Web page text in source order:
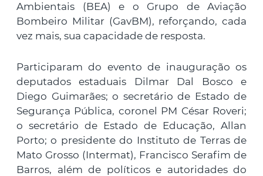
Ambientais (BEA) e o Grupo de Aviação
Bombeiro Militar (GavBM), reforçando, cada
vez mais, sua capacidade de resposta.
Participaram do evento de inauguração os
deputados estaduais Dilmar Dal Bosco e
Diego Guimarães; o secretário de Estado de
Segurança Pública, coronel PM César Roveri;
o secretário de Estado de Educação, Allan
Porto; o presidente do Instituto de Terras de
Mato Grosso (Intermat), Francisco Serafim de
Barros, além de políticos e autoridades do